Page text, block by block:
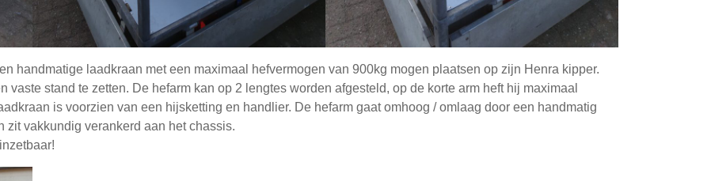
handmatige laadkraan met een maximaal hefvermogen van 900kg mogen plaatsen op zijn Henra kipper.
vaste stand te zetten. De hefarm kan op 2 lengtes worden afgesteld, op de korte arm heft hij maximaal
is voorzien van een hijsketting en handlier. De hefarm gaat omhoog / omlaag door een handmatig
vakkundig verankerd aan het chassis.